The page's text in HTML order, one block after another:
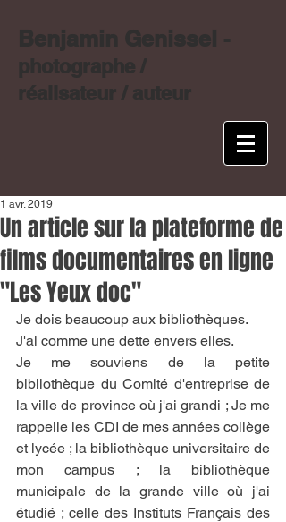
Benjamin Genissel -
photographe /
réalisateur / auteur
Un article sur la plateforme de
films documentaires en ligne
"Les Yeux doc"
1 avr. 2019
Je dois beaucoup aux bibliothèques.
J'ai comme une dette envers elles.
Je me souviens de la petite
bibliothèque du Comité d'entreprise de
la ville de province où j'ai grandi ; Je me
rappelle les CDI de mes années collège
et lycée ; la bibliothèque universitaire de
mon campus ; la bibliothèque
municipale de la grande ville où j'ai
étudié ; celle des Instituts Français des